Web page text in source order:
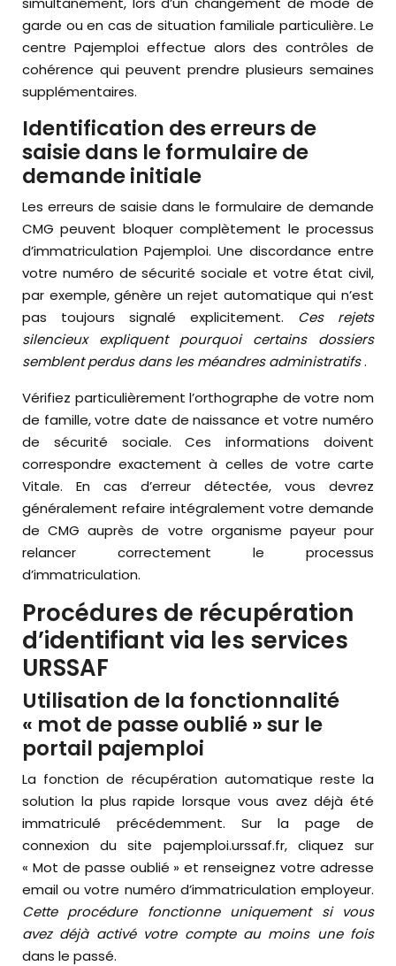
garde ou en cas de situation familiale particulière. Le
centre Pajemploi effectue alors des contrôles de
cohérence qui peuvent prendre plusieurs semaines
supplémentaires.
Identification des erreurs de
saisie dans le formulaire de
demande initiale
Les erreurs de saisie dans le formulaire de demande
CMG peuvent bloquer complètement le processus
d’immatriculation Pajemploi. Une discordance entre
votre numéro de sécurité sociale et votre état civil,
par exemple, génère un rejet automatique qui n’est
pas toujours signalé explicitement. Ces rejets
silencieux expliquent pourquoi certains dossiers
semblent perdus dans les méandres administratifs.
Vérifiez particulièrement l’orthographe de votre nom
de famille, votre date de naissance et votre numéro
de sécurité sociale. Ces informations doivent
correspondre exactement à celles de votre carte
Vitale. En cas d’erreur détectée, vous devrez
généralement refaire intégralement votre demande
de CMG auprès de votre organisme payeur pour
relancer correctement le processus
d’immatriculation.
Procédures de récupération
d’identifiant via les services
URSSAF
Utilisation de la fonctionnalité
« mot de passe oublié » sur le
portail pajemploi
La fonction de récupération automatique reste la
solution la plus rapide lorsque vous avez déjà été
immatriculé précédemment. Sur la page de
connexion du site pajemploi.urssaf.fr, cliquez sur
« Mot de passe oublié » et renseignez votre adresse
email ou votre numéro d’immatriculation employeur.
Cette procédure fonctionne uniquement si vous
avez déjà activé votre compte au moins une fois
dans le passé.